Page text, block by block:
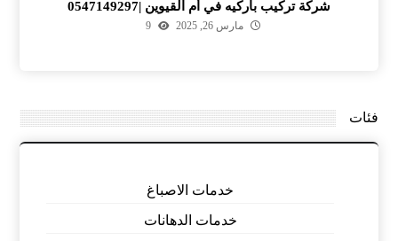
شركة تركيب باركيه في أم القيوين |0547149297
مارس 26, 2025 9
فئات
خدمات الاصباغ
خدمات الدهانات